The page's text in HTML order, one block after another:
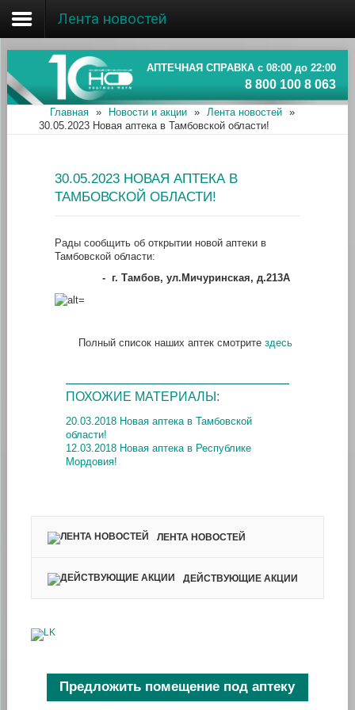
Главная
Об ассоциации
Наши аптеки
Информация
Лента новостей
АПТЕЧНАЯ СПРАВКА с 08:00 до 22:00
8 800 100 8 063
Главная » Новости и акции » Лента новостей
»
30.05.2023 Новая аптека в Тамбовской области!
30.05.2023 НОВАЯ АПТЕКА В
ТАМБОВСКОЙ ОБЛАСТИ!
Рады сообщить об открытии новой аптеки в
Тамбовской области:
- г. Тамбов, ул.Мичуринская, д.213А
Полный список наших аптек смотрите здесь
ПОХОЖИЕ МАТЕРИАЛЫ:
20.03.2018 Новая аптека в Тамбовской
области!
12.03.2018 Новая аптека в Республике
Мордовия!
ЛЕНТА НОВОСТЕЙ
ДЕЙСТВУЮЩИЕ АКЦИИ
Предложить помещение под аптеку